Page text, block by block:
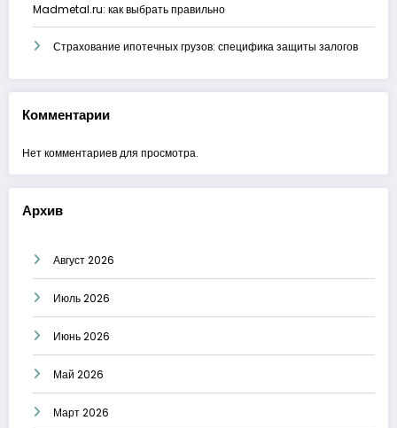
Madmetal.ru: как выбрать правильно
Страхование ипотечных грузов: специфика защиты залогов
Комментарии
Нет комментариев для просмотра.
Архив
Август 2026
Июль 2026
Июнь 2026
Май 2026
Март 2026